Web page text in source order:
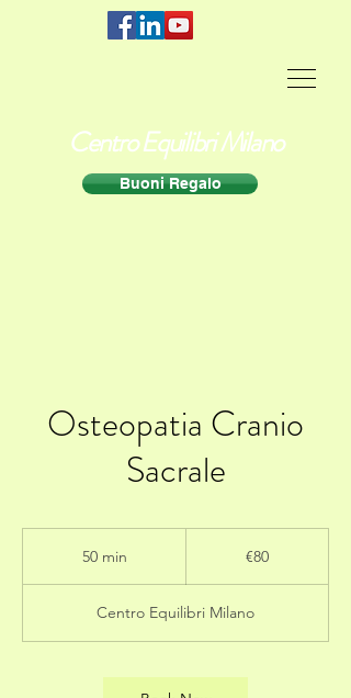
Centro Equilibri Milano
Buoni Regalo
Osteopatia Cranio
Sacrale
50 min
i
n
€80
Centro Equilibri Milano